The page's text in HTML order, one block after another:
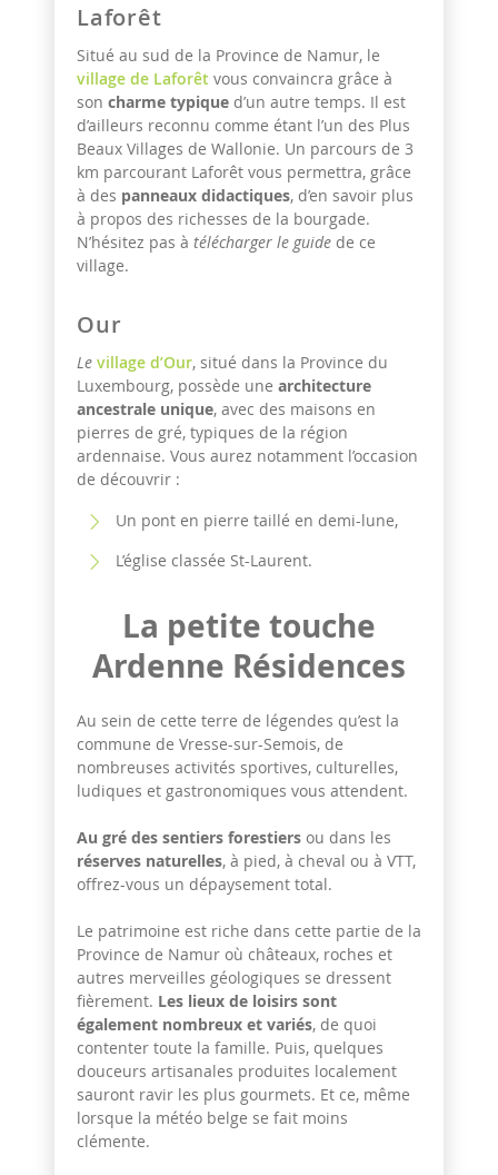
Laforêt
Situé au sud de la Province de Namur, le
village de Laforêt vous convaincra grâce à
son charme typique d’un autre temps. Il est
d’ailleurs reconnu comme étant l’un des Plus
Beaux Villages de Wallonie. Un parcours de 3
km parcourant Laforêt vous permettra, grâce
à des panneaux didactiques, d’en savoir plus
à propos des richesses de la bourgade.
N’hésitez pas à télécharger le guide de ce
village.
Our
Le village d’Our, situé dans la Province du
Luxembourg, possède une architecture
ancestrale unique, avec des maisons en
pierres de gré, typiques de la région
ardennaise. Vous aurez notamment l’occasion
de découvrir :
Un pont en pierre taillé en demi-lune,
L’église classée St-Laurent.
La petite touche
Ardenne Résidences
Au sein de cette terre de légendes qu’est la
commune de Vresse-sur-Semois, de
nombreuses activités sportives, culturelles,
ludiques et gastronomiques vous attendent.
Au gré des sentiers forestiers ou dans les
réserves naturelles, à pied, à cheval ou à VTT,
offrez-vous un dépaysement total.
Le patrimoine est riche dans cette partie de la
Province de Namur où châteaux, roches et
autres merveilles géologiques se dressent
fièrement. Les lieux de loisirs sont
également nombreux et variés, de quoi
contenter toute la famille. Puis, quelques
douceurs artisanales produites localement
sauront ravir les plus gourmets. Et ce, même
lorsque la météo belge se fait moins
clémente.